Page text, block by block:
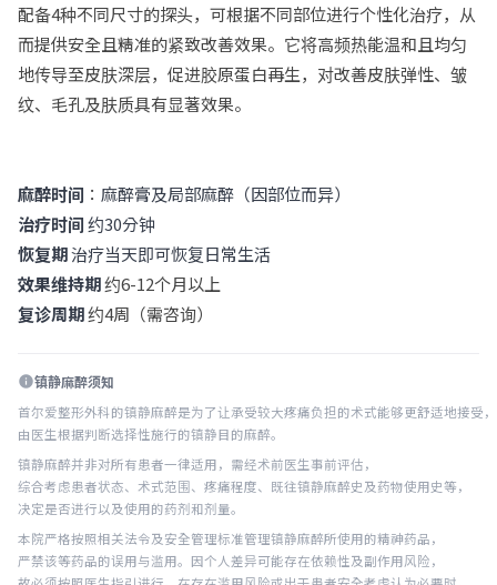
配备4种不同尺寸的探头，可根据不同部位进行个性化治疗，从
而提供安全且精准的紧致改善效果。它将高频热能温和且均匀
地传导至皮肤深层，促进胶原蛋白再生，对改善皮肤弹性、皱
纹、毛孔及肤质具有显著效果。
麻醉时间 ： 麻醉膏及局部麻醉（因部位而异）
治疗时间约30分钟
恢复期治疗当天即可恢复日常生活
效果维持期约6-12个月以上
复诊周期约4周（需咨询）
info镇静麻醉须知
首尔爱整形外科的镇静麻醉是为了让承受较大疼痛负担的术式能够更舒适地接受，
由医生根据判断选择性施行的镇静目的麻醉。
镇静麻醉并非对所有患者一律适用，需经术前医生事前评估，
综合考虑患者状态、术式范围、疼痛程度、既往镇静麻醉史及药物使用史等，
决定是否进行以及使用的药剂和剂量。
本院严格按照相关法令及安全管理标准管理镇静麻醉所使用的精神药品，
严禁该等药品的误用与滥用。因个人差异可能存在依赖性及副作用风险，